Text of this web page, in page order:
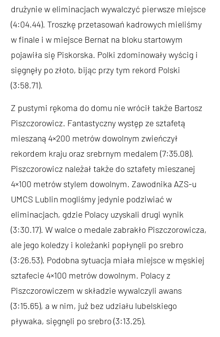
drużynie w eliminacjach wywalczyć pierwsze miejsce
(4:04.44). Troszkę przetasowań kadrowych mieliśmy
w finale i w miejsce Bernat na bloku startowym
pojawiła się Piskorska. Polki zdominowały wyścig i
sięgnęły po złoto, bijąc przy tym rekord Polski
(3:58.71).
Z pustymi rękoma do domu nie wrócił także Bartosz
Piszczorowicz. Fantastyczny występ ze sztafetą
mieszaną 4×200 metrów dowolnym zwieńczył
rekordem kraju oraz srebrnym medalem (7:35.08).
Piszczorowicz należał także do sztafety mieszanej
4×100 metrów stylem dowolnym. Zawodnika AZS-u
UMCS Lublin mogliśmy jedynie podziwiać w
eliminacjach, gdzie Polacy uzyskali drugi wynik
(3:30.17). W walce o medale zabrakło Piszczorowicza,
ale jego koledzy i koleżanki popłynęli po srebro
(3:26.53). Podobna sytuacja miała miejsce w męskiej
sztafecie 4×100 metrów dowolnym. Polacy z
Piszczorowiczem w składzie wywalczyli awans
(3:15.65), a w nim, już bez udziału lubelskiego
pływaka, sięgnęli po srebro (3:13.25).